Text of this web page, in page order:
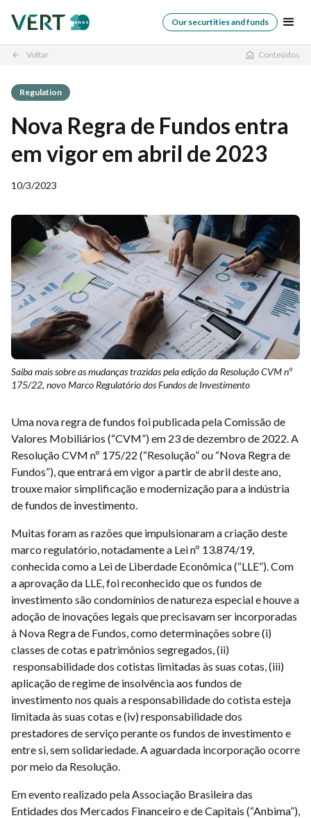
Our securtities and funds
arrow_back Voltar Conteúdos
Regulation
Nova Regra de Fundos entra
em vigor em abril de 2023
10/3/2023
Saiba mais sobre as mudanças trazidas pela edição da Resolução CVM nº
175/22, novo Marco Regulatório dos Fundos de Investimento
Uma nova regra de fundos foi publicada pela Comissão de
Valores Mobiliários (“CVM”) em 23 de dezembro de 2022. A
Resolução CVM nº 175/22 (“Resolução” ou “Nova Regra de
Fundos”), que entrará em vigor a partir de abril deste ano,
trouxe maior simplificação e modernização para a indústria
de fundos de investimento.
Muitas foram as razões que impulsionaram a criação deste
marco regulatório, notadamente a Lei nº 13.874/19,
conhecida como a Lei de Liberdade Econômica (“LLE”). Com
a aprovação da LLE, foi reconhecido que os fundos de
investimento são condomínios de natureza especial e houve a
adoção de inovações legais que precisavam ser incorporadas
à Nova Regra de Fundos, como determinações sobre (i)
classes de cotas e patrimônios segregados, (ii)
responsabilidade dos cotistas limitadas às suas cotas, (iii)
aplicação de regime de insolvência aos fundos de
investimento nos quais a responsabilidade do cotista esteja
limitada às suas cotas e (iv) responsabilidade dos
prestadores de serviço perante os fundos de investimento e
entre si, sem solidariedade. A aguardada incorporação ocorre
por meio da Resolução.
Em evento realizado pela Associação Brasileira das
Entidades dos Mercados Financeiro e de Capitais (“Anbima”),